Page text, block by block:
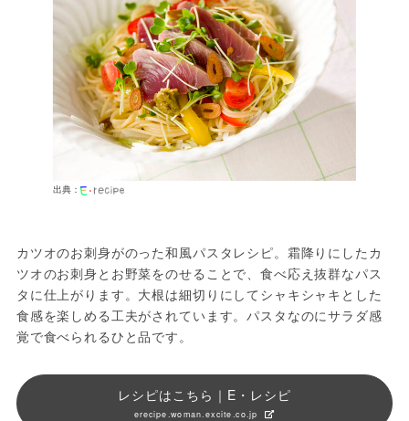
出典：
カツオのお刺身がのった和風パスタレシピ。霜降りにしたカ
ツオのお刺身とお野菜をのせることで、食べ応え抜群なパス
タに仕上がります。大根は細切りにしてシャキシャキとした
食感を楽しめる工夫がされています。パスタなのにサラダ感
覚で食べられるひと品です。
レシピはこちら｜E・レシピ
erecipe.woman.excite.co.jp